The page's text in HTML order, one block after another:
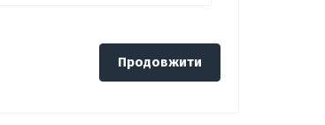
Продовжити